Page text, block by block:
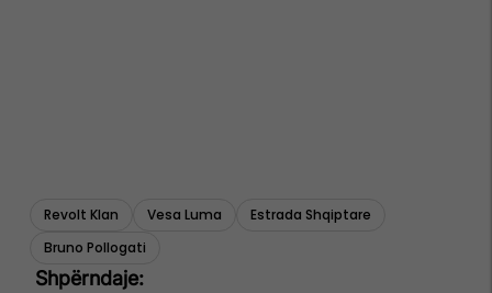
Revolt Klan Vesa Luma
Estrada Shqiptare
Bruno Pollogati